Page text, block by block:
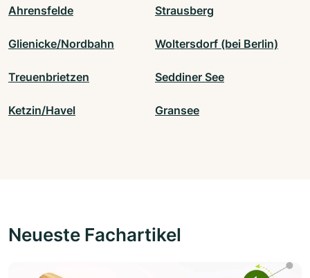
Ahrensfelde Strausberg
Glienicke/Nordbahn Woltersdorf (bei Berlin)
Treuenbrietzen Seddiner See
Ketzin/Havel Gransee
Neueste Fachartikel